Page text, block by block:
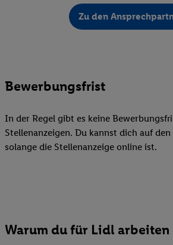
Zu den
Bewerbungsfrist
In der Regel gibt es keine
Stellenanzeigen. Du kannst dich auf
solange die Stellenanzeige online ist.
Warum du für Lidl arbeiten